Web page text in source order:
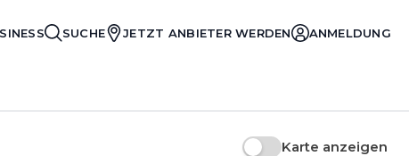
SUCHE JETZT ANBIETER WERDEN ANMELDUNG
Karte anzeigen